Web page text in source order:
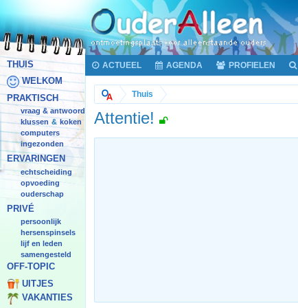
THUIS
WELKOM
PRAKTISCH
vraag & antwoord
klussen & koken
computers
ingezonden
ERVARINGEN
echtscheiding
opvoeding
ouderschap
PRIVÉ
persoonlijk
hersenspinsels
lijf en leden
samengesteld
OFF-TOPIC
UITJES
VAKANTIES
ACTUEEL AGENDA PROFIELEN
Thuis
Attentie!